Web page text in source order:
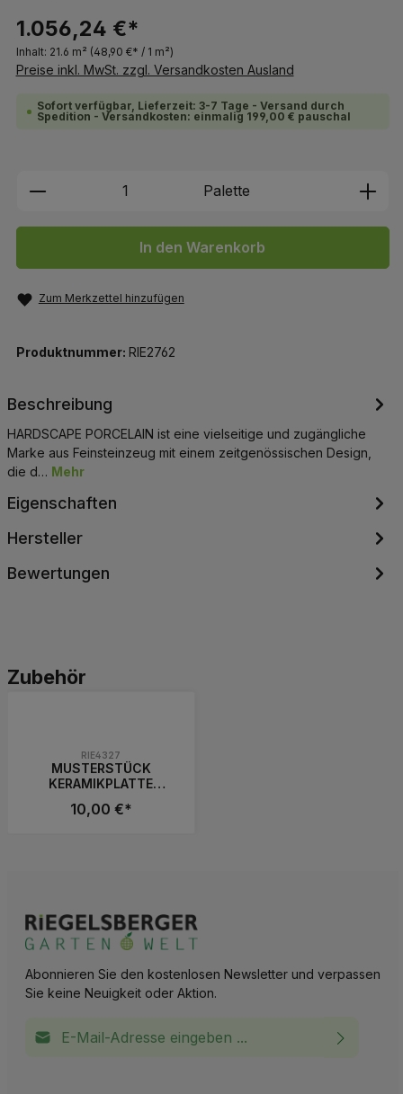
1.056,24 €*
Inhalt: 21.6 m² (48,90 €* / 1 m²)
Preise inkl. MwSt. zzgl. Versandkosten Ausland
Sofort verfügbar, Lieferzeit: 3-7 Tage - Versand durch
Spedition - Versandkosten: einmalig 199,00 € pauschal
Produkt Anzahl: Gib den
Palette
In den Warenkorb
Zum Merkzettel hinzufügen
Produktnummer: RIE2762
Beschreibung
HARDSCAPE PORCELAIN ist eine vielseitige und zugängliche
Marke aus Feinsteinzeug mit einem zeitgenössischen Design,
die d… Mehr
Eigenschaften
Hersteller
Bewertungen
Produktgalerie überspringen
Zubehör
RIE4327
MUSTERSTÜCK
KERAMIKPLATTE
20x20x2 cm
10,00 €*
Abonnieren Sie den kostenlosen Newsletter und verpassen
Sie keine Neuigkeit oder Aktion.